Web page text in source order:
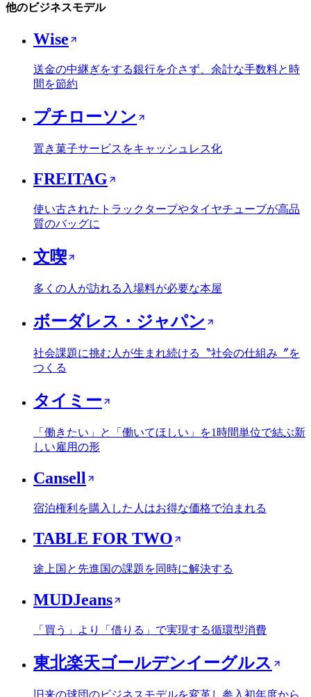
他のビジネスモデル
Wise
送金の中継ぎをする銀行を介さず、余計な手数料と時
間を節約
プチローソン
置き菓子サービスをキャッシュレス化
FREITAG
使い古されたトラックタープやタイヤチューブが高品
質のバッグに
文喫
多くの人が訪れる入場料が必要な本屋
ボーダレス・ジャパン
社会課題に挑む人が生まれ続ける〝社会の仕組み〞を
つくる
タイミー
「働きたい」と「働いてほしい」を1時間単位で結ぶ新
しい雇用の形
Cansell
宿泊権利を購入した人はお得な価格で泊まれる
TABLE FOR TWO
途上国と先進国の課題を同時に解決する
MUDJeans
「買う」より「借りる」で実現する循環型消費
東北楽天ゴールデンイーグルス
旧来の球団のビジネスモデルを変革し参入初年度から